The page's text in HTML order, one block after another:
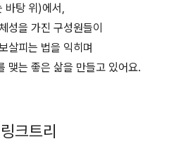
바탕 위)에서,
성을 가진 구성원들이
살피는 법을 익히며
맺는 좋은 삶을 만들고 있어요.
크트리